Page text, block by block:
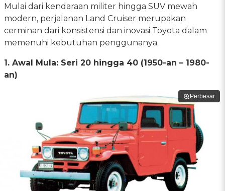
Mulai dari kendaraan militer hingga SUV mewah
modern, perjalanan Land Cruiser merupakan
cerminan dari konsistensi dan inovasi Toyota dalam
memenuhi kebutuhan penggunanya.
1. Awal Mula: Seri 20 hingga 40 (1950-an – 1980-
an)
Perbesar